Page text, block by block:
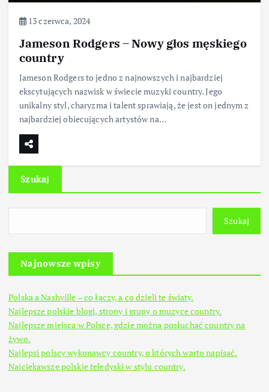
13 czerwca, 2024
Jameson Rodgers – Nowy głos męskiego
country
Jameson Rodgers to jedno z najnowszych i najbardziej
ekscytujących nazwisk w świecie muzyki country. Jego
unikalny styl, charyzma i talent sprawiają, że jest on jednym z
najbardziej obiecujących artystów na…
Szukaj
Szukaj
Najnowsze wpisy
Polska a Nashville – co łączy, a co dzieli te światy.
Najlepsze polskie blogi, strony i grupy o muzyce country.
Najlepsze miejsca w Polsce, gdzie można posłuchać country na
żywo.
Najlepsi polscy wykonawcy country, o których warto napisać.
Najciekawsze polskie teledyski w stylu country.